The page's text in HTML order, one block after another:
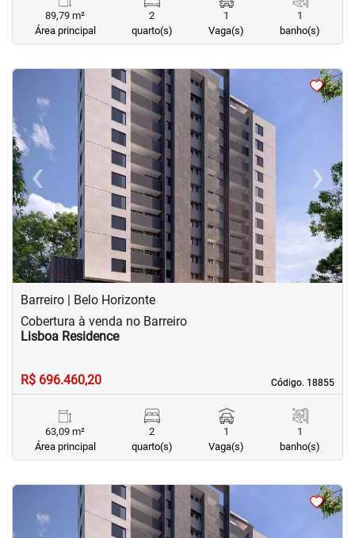
89,79 m²
Área principal
2
quarto(s)
1
Vaga(s)
1
banho(s)
<
‹Previous ›
Next
Barreiro | Belo Horizonte
Código. 18855
Código. 18855
Cobertura à venda no Barreiro
Lisboa Residence
R$ 696.460,20
63,09 m²
Área principal
2
quarto(s)
1
Vaga(s)
1
banho(s)
<